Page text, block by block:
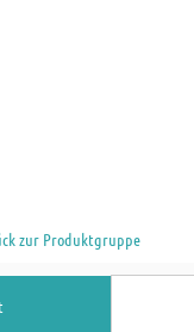
zur Produktgruppe